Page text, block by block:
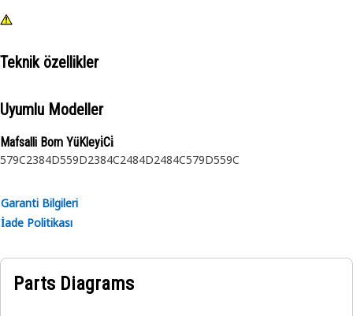
Teknik özellikler
Uyumlu Modeller
Mafsalli Bom YüKleyi̇Ci̇
579C2384D559D2384C2484D2484C579D559C
Garanti Bilgileri
İade Politikası
Parts Diagrams